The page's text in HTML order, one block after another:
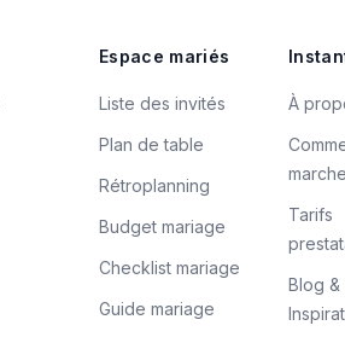
Espace mariés
Liste des invités
Plan de table
Rétroplanning
Budget mariage
Checklist mariage
Guide mariage
À
marche
Tarifs
Blog &